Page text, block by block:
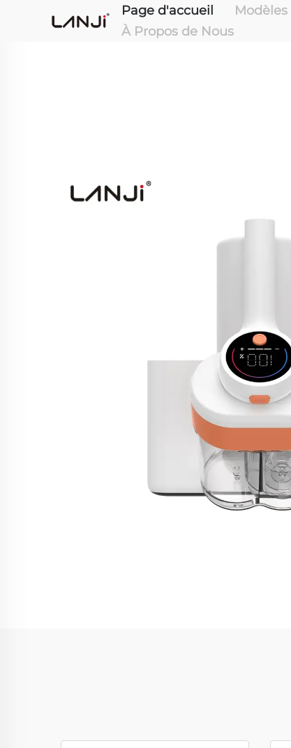
Page d'accueil
À Propos de Nous